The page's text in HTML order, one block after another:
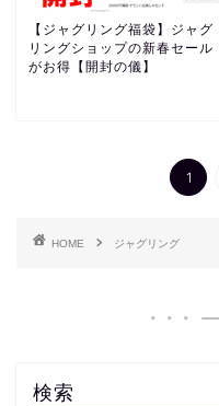
【ジャグリング福袋】ジャグ
リングショップの新春セール
がお得【開封の儀】
1
HOME ジャグリング
検索